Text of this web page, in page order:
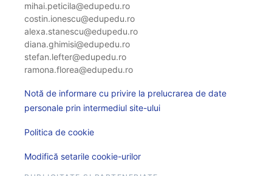
mihai.peticila@edupedu.ro
costin.ionescu@edupedu.ro
alexa.stanescu@edupedu.ro
diana.ghimisi@edupedu.ro
stefan.lefter@edupedu.ro
ramona.florea@edupedu.ro
Notă de informare cu privire la prelucrarea de date
personale prin intermediul site-ului
Politica de cookie
Modifică setarile cookie-urilor